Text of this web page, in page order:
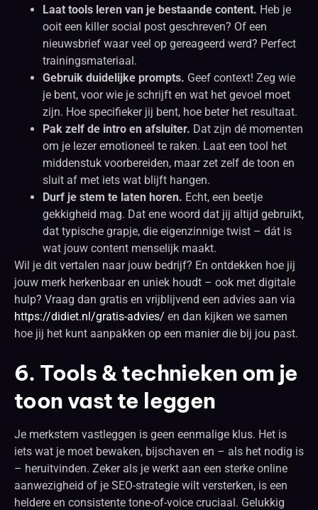
Laat tools leren van je bestaande content. Heb je
ooit een killer social post geschreven? Of een
nieuwsbrief waar veel op gereageerd werd? Perfect
trainingsmateriaal.
Gebruik duidelijke prompts. Geef context! Zeg wie
je bent, voor wie je schrijft en wat het gevoel moet
zijn. Hoe specifieker jij bent, hoe beter het resultaat.
Pak zelf de intro en afsluiter. Dat zijn dé momenten
om je lezer emotioneel te raken. Laat een tool het
middenstuk voorbereiden, maar zet zelf de toon en
sluit af met iets wat blijft hangen.
Durf je stem te laten horen. Echt, een beetje
gekkigheid mag. Dat ene woord dat jij altijd gebruikt,
dat typische grapje, die eigenzinnige twist – dát is
wat jouw content menselijk maakt.
Wil je dit vertalen naar jouw bedrijf? En ontdekken hoe jij
jouw merk herkenbaar en uniek houdt – ook met digitale
hulp? Vraag dan gratis en vrijblijvend een advies aan via
https://didiet.nl/gratis-advies/ en dan kijken we samen
hoe jij het kunt aanpakken op een manier die bij jou past.
6. Tools & technieken om je
toon vast te leggen
Je merkstem vastleggen is geen eenmalige klus. Het is
iets wat je moet bewaken, bijschaven en – als het nodig is
– heruitvinden. Zeker als je werkt aan een sterke online
aanwezigheid of je SEO-strategie wilt versterken, is een
heldere en consistente tone-of-voice cruciaal. Gelukkig